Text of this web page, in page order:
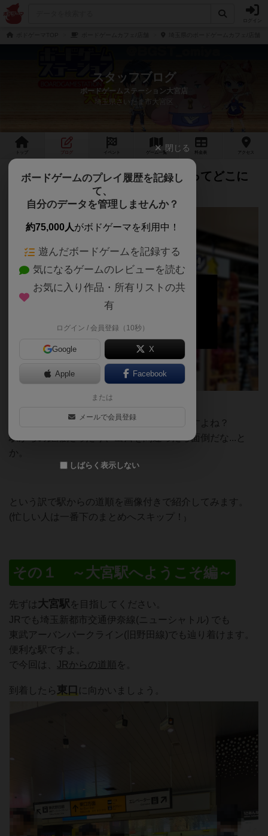
スタッフブログ
ボードゲームステーション大宮店
埼玉県さいたま市大宮区
ゲーム 一覧 料金 アクセス
【よくある質問】大宮のボドステってどこに
いやでも、初めてのご来店って正直不安ですよね？
駅からの距離だったり、出口を間違ったら面倒だな...と
か。
という訳で駅からの道順を画像付きで紹介してみます。
(忙しい人は一番下のまとめへスキップ！₎
その１ ～大宮駅へようこそ編～
先ずは 大宮駅 を目指してください。
JRでも埼玉新都市交通伊奈線(ニューシャトル) でも
東武アーバンパークライン(旧野田線)でも辿り着けます。
便利な駅ですよ。
で今回は、 JRからの道順 を。
到着したら 東口 に向かいましょう。
閉じる
ボードゲームのプレイ履歴を記録し
て、
自分のデータを管理しませんか？
約75,000人がボドゲーマを利用中！
遊んだボードゲームを記録する
気になるゲームのレビューを読む
お気に入り作品・所有リストの共
有
ログイン / 会員登録（10秒）
Google X
Apple Facebook
または
メールで会員登録
しばらく表示しない